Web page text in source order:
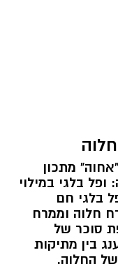
קטנות
מתכון
בלגי במילוי
בלגי חם
חלוה וממרח
סוכר של
בין מתיקות
החלוה.